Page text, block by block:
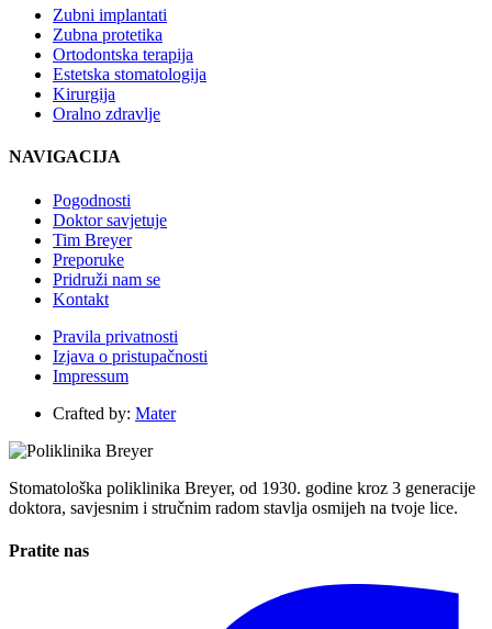
Zubni implantati
Zubna protetika
Ortodontska terapija
Estetska stomatologija
Kirurgija
Oralno zdravlje
NAVIGACIJA
Pogodnosti
Doktor savjetuje
Tim Breyer
Preporuke
Pridruži nam se
Kontakt
Pravila privatnosti
Izjava o pristupačnosti
Impressum
Crafted by: Mater
Stomatološka poliklinika Breyer, od 1930. godine kroz 3 generacije
doktora, savjesnim i stručnim radom stavlja osmijeh na tvoje lice.
Pratite nas